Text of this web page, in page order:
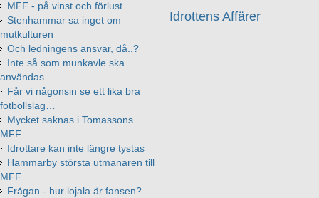
Idrottens Affärer
MFF - på vinst och förlust
Stenhammar sa inget om
mutkulturen
Och ledningens ansvar, då..?
Inte så som munkavle ska
användas
Får vi någonsin se ett lika bra
fotbollslag…
Mycket saknas i Tomassons
MFF
Idrottare kan inte längre tystas
Hammarby största utmanaren till
MFF
Frågan - hur lojala är fansen?